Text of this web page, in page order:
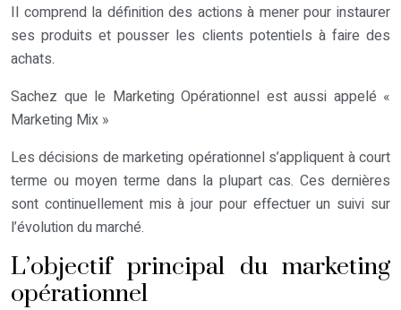
Il comprend la définition des actions à mener pour instaurer
ses produits et pousser les clients potentiels à faire des
achats.
Sachez que le Marketing Opérationnel est aussi appelé «
Marketing Mix »
Les décisions de marketing opérationnel s’appliquent à court
terme ou moyen terme dans la plupart cas. Ces dernières
sont continuellement mis à jour pour effectuer un suivi sur
l’évolution du marché.
L’objectif principal du marketing
opérationnel